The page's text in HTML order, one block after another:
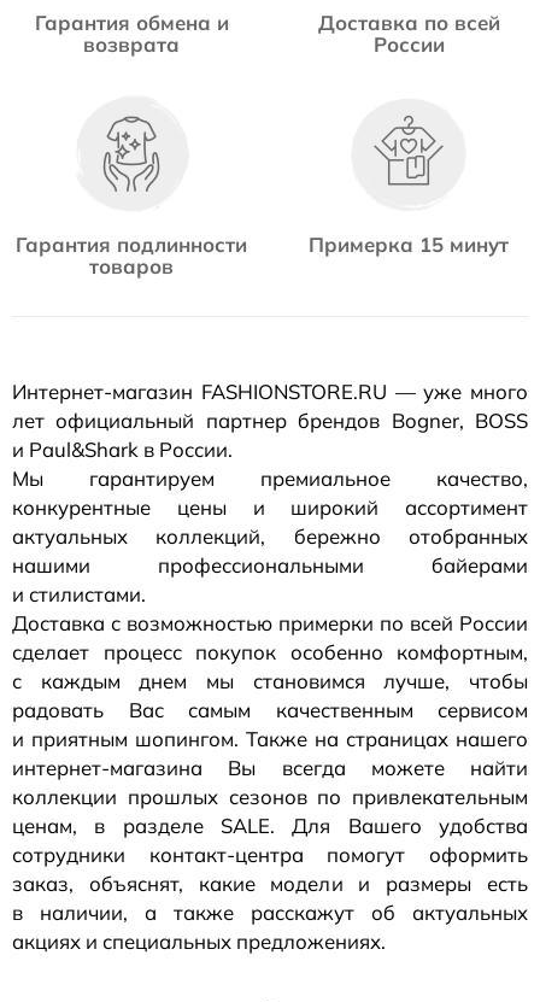
Гарантия обмена и
возврата
Доставка по всей
России
Гарантия подлинности
товаров
Примерка 15 минут
Интернет-магазин FASHIONSTORE.RU — уже много
лет официальный партнер брендов Bogner, BOSS
и Paul&Shark в России.
Мы гарантируем премиальное качество,
конкурентные цены и широкий ассортимент
актуальных коллекций, бережно отобранных
нашими профессиональными байерами
и стилистами.
Доставка с возможностью примерки по всей России
сделает процесс покупок особенно комфортным,
с каждым днем мы становимся лучше, чтобы
радовать Вас самым качественным сервисом
и приятным шопингом. Также на страницах нашего
интернет-магазина Вы всегда можете найти
коллекции прошлых сезонов по привлекательным
ценам, в разделе SALE. Для Вашего удобства
сотрудники контакт-центра помогут оформить
заказ, объяснят, какие модели и размеры есть
в наличии, а также расскажут об актуальных
акциях и специальных предложениях.